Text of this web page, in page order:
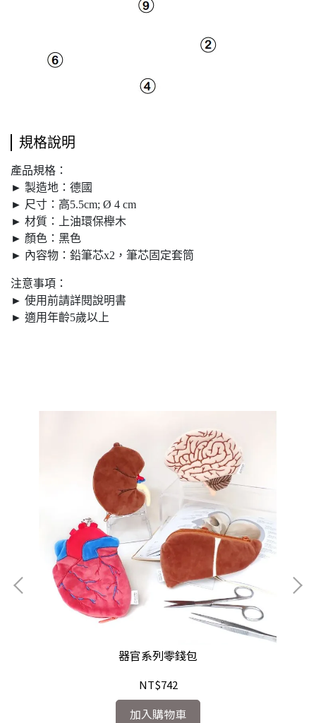
規格說明
產品規格：
► 製造地：德國
► 尺寸：高5.5cm; Ø 4 cm
► 材質：上油環保櫸木
► 顏色：黑色
► 內容物：鉛筆芯x2，筆芯固定套筒
注意事項：
► 使用前請詳閱說明書
► 適用年齡5歲以上
器官系列零錢包
NT$742
加入購物車